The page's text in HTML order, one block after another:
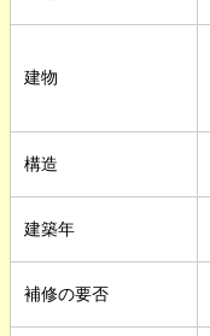
建物
構造
建築年
補修の要否